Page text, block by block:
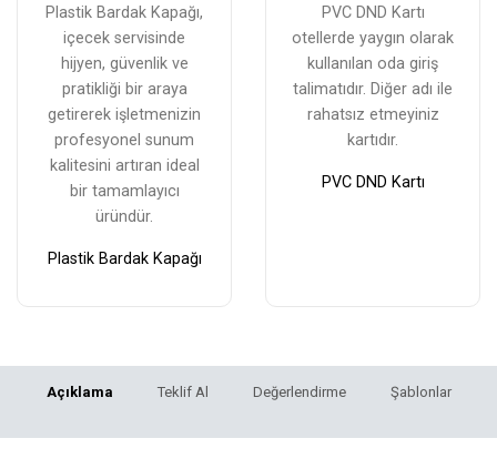
Açıklama Teklif Al Değerlendirme Şablonlar
Plastik Bardak Kapağı,
içecek servisinde
hijyen, güvenlik ve
pratikliği bir araya
getirerek işletmenizin
profesyonel sunum
kalitesini artıran ideal
bir tamamlayıcı
üründür.
Plastik Bardak Kapağı
PVC DND Kartı
otellerde yaygın olarak
kullanılan oda giriş
talimatıdır. Diğer adı ile
rahatsız etmeyiniz
kartıdır.
PVC DND Kartı